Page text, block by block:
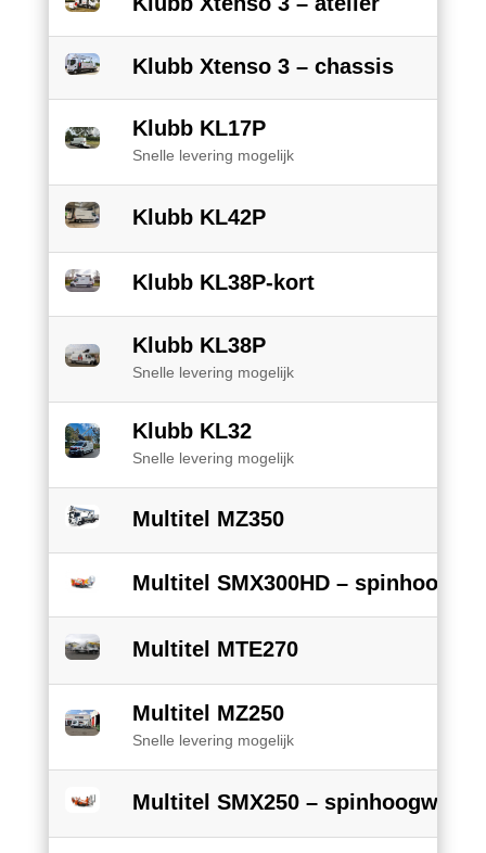
Klubb Xtenso 3 – chassis
Klubb KL17P
Snelle levering mogelijk
Klubb KL42P
Klubb KL38P-kort
Klubb KL38P
Snelle levering mogelijk
Klubb KL32
Snelle levering mogelijk
Multitel MZ350
Multitel SMX300HD –
Multitel MTE270
Multitel MZ250
Snelle levering mogelijk
Multitel SMX250 –